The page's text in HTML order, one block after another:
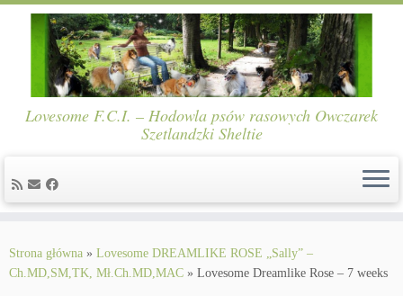
content
Lovesome F.C.I. – Hodowla psów rasowych Owczarek
Szetlandzki Sheltie
Strona główna » Lovesome DREAMLIKE ROSE „Sally” –
Ch.MD,SM,TK, Mł.Ch.MD,MAC » Lovesome Dreamlike Rose – 7 weeks